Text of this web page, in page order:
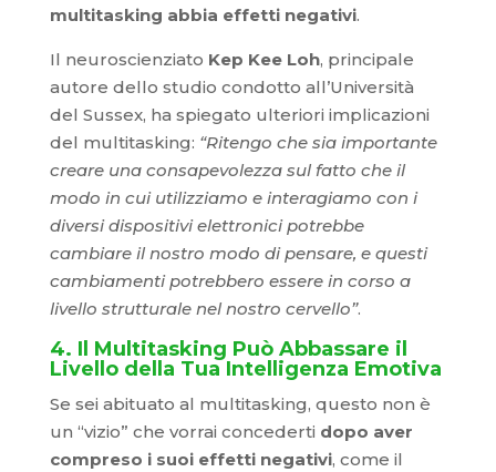
multitasking abbia effetti negativi.
Il neuroscienziato Kep Kee Loh, principale
autore dello studio condotto all’Università
del Sussex, ha spiegato ulteriori implicazioni
del multitasking: “Ritengo che sia importante
creare una consapevolezza sul fatto che il
modo in cui utilizziamo e interagiamo con i
diversi dispositivi elettronici potrebbe
cambiare il nostro modo di pensare, e questi
cambiamenti potrebbero essere in corso a
livello strutturale nel nostro cervello”.
4. Il Multitasking Può Abbassare il
Livello della Tua Intelligenza Emotiva
Se sei abituato al multitasking, questo non è
un “vizio” che vorrai concederti dopo aver
compreso i suoi effetti negativi, come il